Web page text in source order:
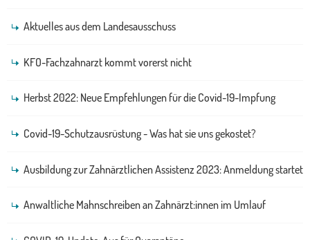
Aktuelles aus dem Landesausschuss
KFO-Fachzahnarzt kommt vorerst nicht
Herbst 2022: Neue Empfehlungen für die Covid-19-Impfung
Covid-19-Schutzausrüstung - Was hat sie uns gekostet?
Ausbildung zur Zahnärztlichen Assistenz 2023: Anmeldung startet
Anwaltliche Mahnschreiben an Zahnärzt:innen im Umlauf